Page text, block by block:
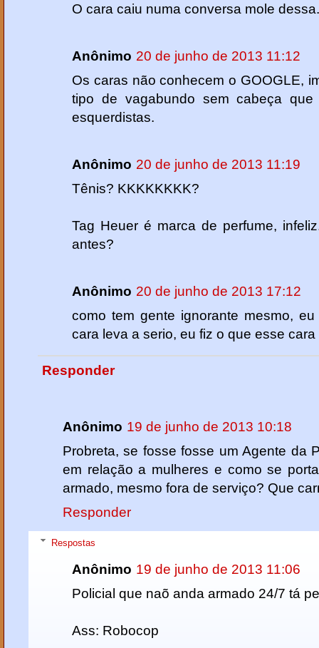
O cara caiu numa conversa mole
Anônimo 20 de junho de 2013 11:12
Os caras não conhecem o GOOGLE,
tipo de vagabundo sem cabeça que
esquerdistas.
Anônimo 20 de junho de 2013 11:19
Tênis? KKKKKKKK?
Tag Heuer é marca de perfume,
antes?
Anônimo 20 de junho de 2013 17:12
como tem gente ignorante mesmo,
cara leva a serio, eu fiz o que esse
Responder
Anônimo 19 de junho de 2013 10:18
Probreta, se fosse fosse um Agente da
em relação a mulheres e como se
armado, mesmo fora de serviço? Que
Responder
Respostas
Anônimo 19 de junho de 2013 11:06
Policial que naõ anda armado 24/7 tá
Ass: Robocop